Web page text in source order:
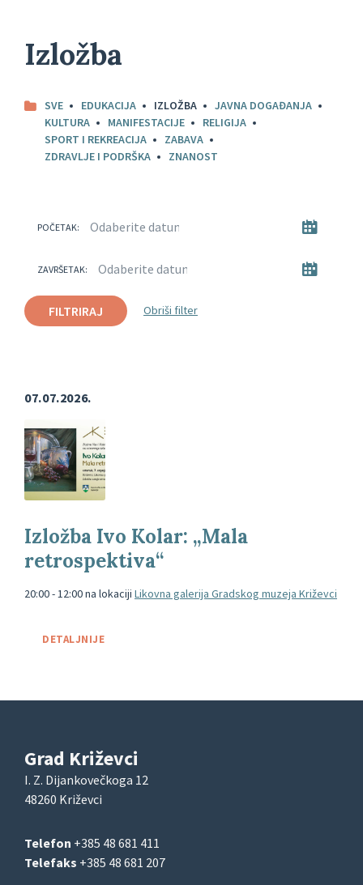
Izložba
SVE EDUKACIJA IZLOŽBA
JAVNA DOGAĐANJA
KULTURA
MANIFESTACIJE
RELIGIJA
SPORT I REKREACIJA
ZABAVA
ZDRAVLJE I PODRŠKA
ZNANOST
POČETAK:
ZAVRŠETAK:
FILTRIRAJ Obriši filter
07.07.2026.
pozivnica-
kolar
Izložba Ivo Kolar: „Mala
retrospektiva“
20:00 - 12:00na lokaciji Likovna galerija Gradskog muzeja Križevci
DETALJNIJE
Grad Križevci
I. Z. Dijankovečkoga 12
48260 Križevci
Telefon +385 48 681 411
Telefaks +385 48 681 207